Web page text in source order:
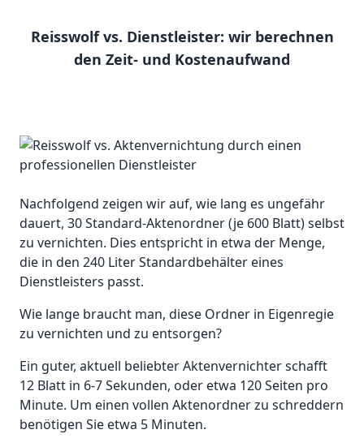
Reisswolf vs. Dienstleister: wir berechnen
den Zeit- und Kostenaufwand
Nachfolgend zeigen wir auf, wie lang es ungefähr
dauert, 30 Standard-Aktenordner (je 600 Blatt) selbst
zu vernichten. Dies entspricht in etwa der Menge,
die in den 240 Liter Standardbehälter eines
Dienstleisters passt.
Wie lange braucht man, diese Ordner in Eigenregie
zu vernichten und zu entsorgen?
Ein guter, aktuell beliebter Aktenvernichter schafft
12 Blatt in 6-7 Sekunden, oder etwa 120 Seiten pro
Minute. Um einen vollen Aktenordner zu schreddern
benötigen Sie etwa 5 Minuten.